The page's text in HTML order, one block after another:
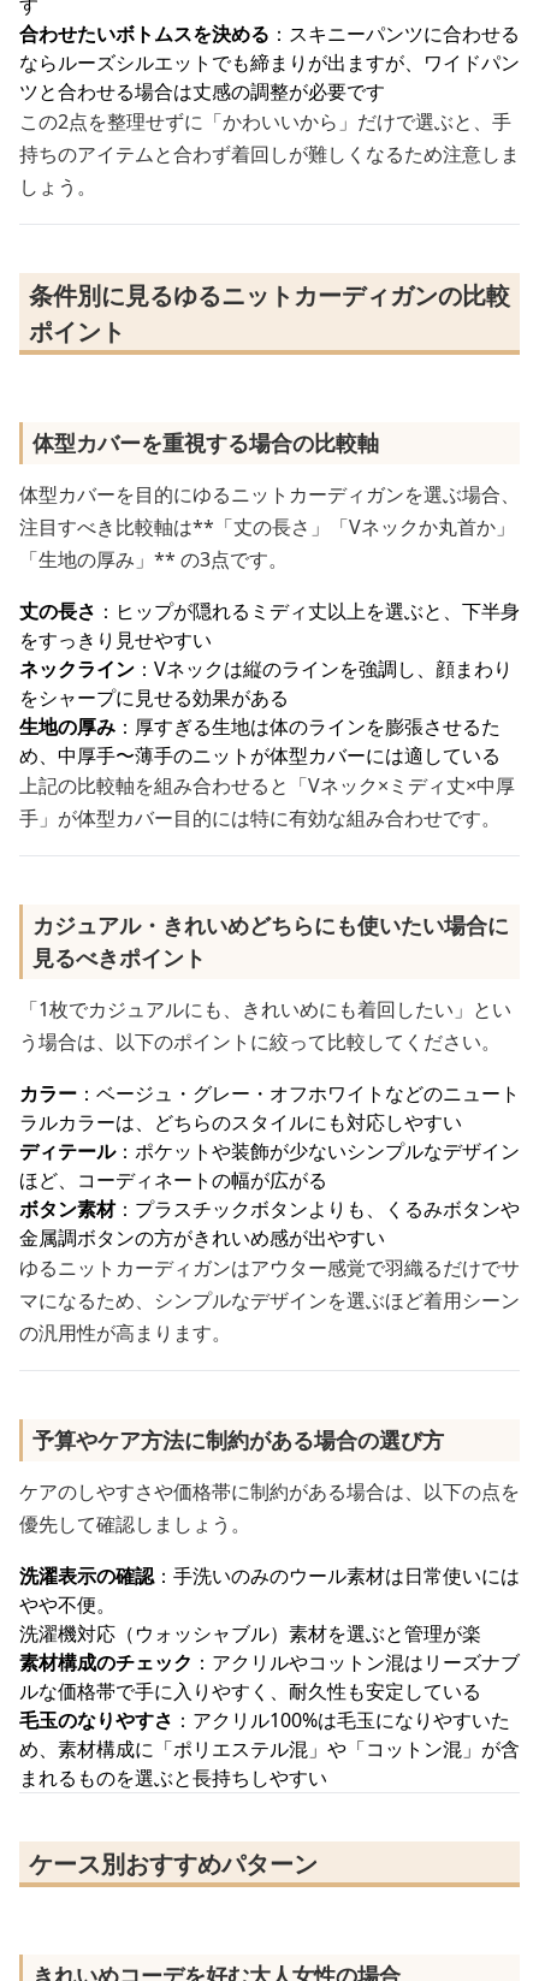
合わせたいボトムスを決める ：スキニーパンツに合わせる
ならルーズシルエットでも締まりが出ますが、ワイドパン
ツと合わせる場合は丈感の調整が必要です
この2点を整理せずに「かわいいから」だけで選ぶと、手
持ちのアイテムと合わず着回しが難しくなるため注意しま
しょう。
条件別に見るゆるニットカーディガンの比較
ポイント
体型カバーを重視する場合の比較軸
体型カバーを目的にゆるニットカーディガンを選ぶ場合、
注目すべき比較軸は**「丈の長さ」「Vネックか丸首か」
「生地の厚み」** の3点です。
丈の長さ ：ヒップが隠れるミディ丈以上を選ぶと、下半身
をすっきり見せやすい
ネックライン ：Vネックは縦のラインを強調し、顔まわり
をシャープに見せる効果がある
生地の厚み ：厚すぎる生地は体のラインを膨張させるた
め、中厚手〜薄手のニットが体型カバーには適している
上記の比較軸を組み合わせると「Vネック×ミディ丈×中厚
手」が体型カバー目的には特に有効な組み合わせです。
カジュアル・きれいめどちらにも使いたい場合に
見るべきポイント
「1枚でカジュアルにも、きれいめにも着回したい」とい
う場合は、以下のポイントに絞って比較してください。
カラー ：ベージュ・グレー・オフホワイトなどのニュート
ラルカラーは、どちらのスタイルにも対応しやすい
ディテール：ポケットや装飾が少ないシンプルなデザイン
ほど、コーディネートの幅が広がる
ボタン素材：プラスチックボタンよりも、くるみボタンや
金属調ボタンの方がきれいめ感が出やすい
ゆるニットカーディガンはアウター感覚で羽織るだけでサ
マになるため、シンプルなデザインを選ぶほど着用シーン
の汎用性が高まります。
予算やケア方法に制約がある場合の選び方
ケアのしやすさや価格帯に制約がある場合は、以下の点を
優先して確認しましょう。
洗濯表示の確認：手洗いのみのウール素材は日常使いには
やや不便。
洗濯機対応（ウォッシャブル）素材を選ぶと管理が楽
素材構成のチェック ：アクリルやコットン混はリーズナブ
ルな価格帯で手に入りやすく、耐久性も安定している
毛玉のなりやすさ ：アクリル100%は毛玉になりやすいた
め、素材構成に「ポリエステル混」や「コットン混」が含
まれるものを選ぶと長持ちしやすい
ケース別おすすめパターン
きれいめコーデを好む大人女性の場合